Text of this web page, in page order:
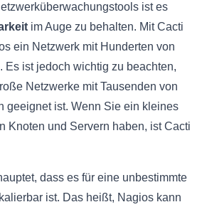
ist es
im Auge zu behalten. Mit Cacti
ein Netzwerk mit Hunderten von
Es ist jedoch wichtig zu beachten,
Netzwerke mit Tausenden von
geeignet ist. Wenn Sie ein kleines
Knoten und Servern haben, ist Cacti
dass es für eine unbestimmte
ist. Das heißt, Nagios kann